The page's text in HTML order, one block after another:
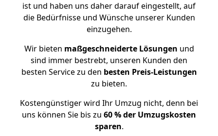
ist und haben uns daher darauf eingestellt, auf
die Bedürfnisse und Wünsche unserer Kunden
einzugehen.
Wir bieten maßgeschneiderte Lösungen und
sind immer bestrebt, unseren Kunden den
besten Service zu den besten Preis-Leistungen
zu bieten.
Kostengünstiger wird Ihr Umzug nicht, denn bei
uns können Sie bis zu 60 % der Umzugskosten
sparen.